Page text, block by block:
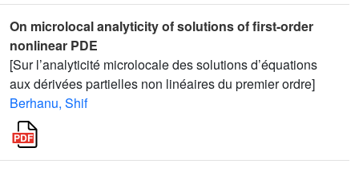
On microlocal analyticity of solutions of first-order
nonlinear PDE
[Sur l’analyticité microlocale des solutions d’équations
aux dérivées partielles non linéaires du premier ordre]
Berhanu, Shif